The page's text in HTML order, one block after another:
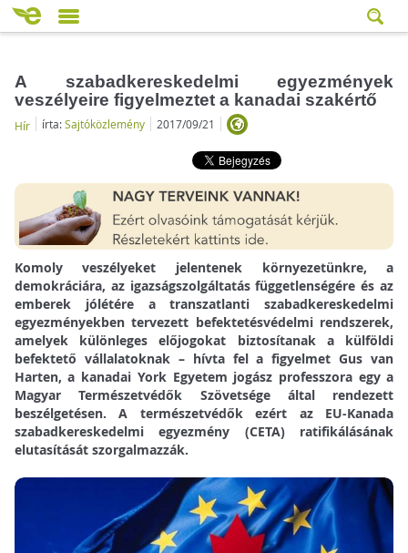
A szabadkereskedelmi egyezmények
veszélyeire figyelmeztet a kanadai szakértő
Hír írta:Sajtóközlemény 2017/09/21
Komoly veszélyeket jelentenek környezetünkre, a
demokráciára, az igazságszolgáltatás függetlenségére és az
emberek jólétére a transzatlanti szabadkereskedelmi
egyezményekben tervezett befektetésvédelmi rendszerek,
amelyek különleges előjogokat biztosítanak a külföldi
befektető vállalatoknak – hívta fel a figyelmet Gus van
Harten, a kanadai York Egyetem jogász professzora egy a
Magyar Természetvédők Szövetsége által rendezett
beszélgetésen. A természetvédők ezért az EU-Kanada
szabadkereskedelmi egyezmény (CETA) ratifikálásának
elutasítását szorgalmazzák.